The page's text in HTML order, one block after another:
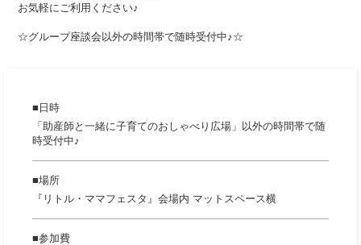
お気軽にご利用ください♪
☆グループ座談会以外の時間帯で随時受付中♪☆
日時
「助産師と一緒に子育てのおしゃべり広場」以外の時間帯で随
時受付中♪
場所
『リトル・ママフェスタ』会場内 マットスペース横
参加費